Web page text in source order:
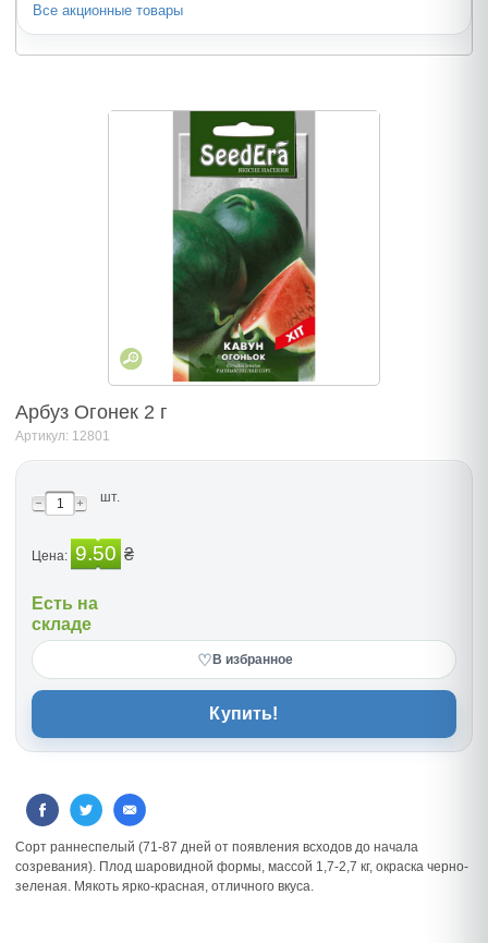
Все акционные товары
Арбуз Огонек 2 г
Артикул: 12801
шт.
Цена: 9.50 ₴
Есть на
складе
♡ В избранное
Купить!
Сорт раннеспелый (71-87 дней от появления всходов до начала
созревания). Плод шаровидной формы, массой 1,7-2,7 кг, окраска черно-
зеленая. Мякоть ярко-красная, отличного вкуса.